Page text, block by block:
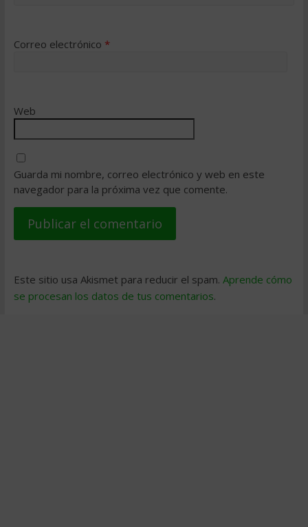
Correo electrónico *
Web
Guarda mi nombre, correo electrónico y web en este
navegador para la próxima vez que comente.
Este sitio usa Akismet para reducir el spam. Aprende cómo
se procesan los datos de tus comentarios.